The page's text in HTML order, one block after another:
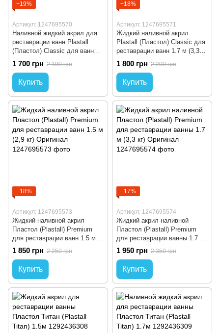
−19%
Артикул: 1247695570
Наливной жидкий акрил для
реставрации ванн Plastall
(Пластол) Classic для ванны
1.5 м (2.9 кг) Оригинал
1 700 грн 2 100 грн
Купить
−18%
Артикул: 1247695571
Жидкий наливной акрил
Plastall (Пластол) Classic для
реставрации ванн 1.7 м (3,3
кг) Оригинал
1 800 грн 2 200 грн
Купить
−18%
Артикул: 1247695573
Жидкий наливной акрил
Пластол (Plastall) Premium
для реставрации ванн 1.5 м
(2,9 кг) Оригинал
1 850 грн 2 250 грн
Купить
−17%
Артикул: 1247695574
Жидкий акрил наливной
Пластол (Plastall) Premium
для реставрации ванны 1.7 м
(3,3 кг) Оригинал
1 950 грн 2 350 грн
Купить